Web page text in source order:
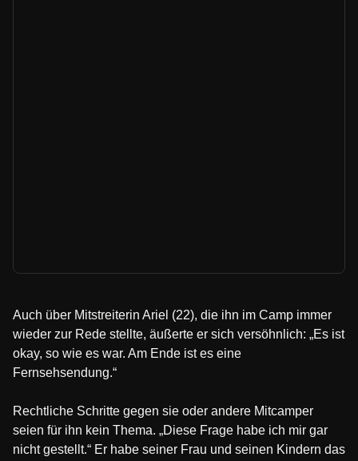
Auch über Mitstreiterin Ariel (22), die ihn im Camp immer
wieder zur Rede stellte, äußerte er sich versöhnlich: „Es ist
okay, so wie es war. Am Ende ist es eine
Fernsehsendung.“
Rechtliche Schritte gegen sie oder andere Mitcamper
seien für ihn kein Thema. „Diese Frage habe ich mir gar
nicht gestellt.“ Er habe seiner Frau und seinen Kindern das